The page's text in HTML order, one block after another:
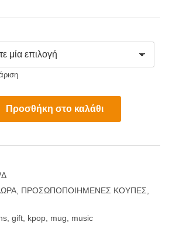
Προσθήκη στο καλάθι
, ΠΡΟΣΩΠΟΠΟΙΗΜΕΝΕΣ ΚΟΥΠΕΣ,
, gift, kpop, mug, music